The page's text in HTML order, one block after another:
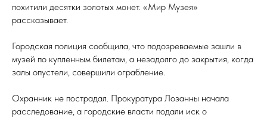
похитили десятки золотых монет. «Мир Музея»
рассказывает.
Городская полиция сообщила, что подозреваемые зашли в
музей по купленным билетам, а незадолго до закрытия, когда
залы опустели, совершили ограбление.
Охранник не пострадал. Прокуратура Лозанны начала
расследование, а городские власти подали иск о